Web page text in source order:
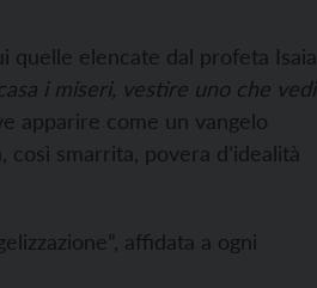
quelle elencate dal profeta Isaia
i miseri, vestire uno che vedi
apparire come un vangelo
smarrita, povera d’idealità
affidata a ogni